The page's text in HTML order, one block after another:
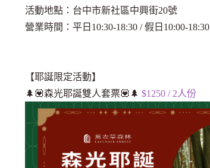
活動地點：台中市新社區中興街20號
營業時間：平日10:30-18:30 / 假日10:00-18:30
【耶誕限定活動】
🌲💟森光耶誕雙人套票💟🌲 $1250 / 2人份